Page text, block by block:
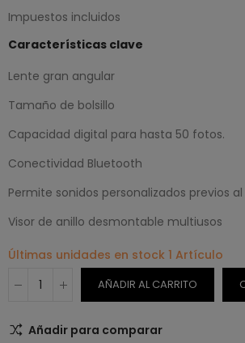
Impuestos incluidos
Características clave
Lente gran angular
Tamaño de bolsillo
Capacidad digital para hasta 50 fotos.
Conectividad Bluetooth
Permite sonidos personalizados previos
Visor de anillo desmontable multiusos
Últimas unidades en stock 1 Artículo
AÑADIR AL CARRITO
Añadir para comparar